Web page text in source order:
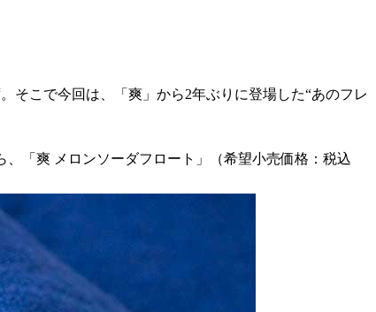
そこで今回は、「爽」から2年ぶりに登場した“あのフレ
「爽 メロンソーダフロート」（希望小売価格：税込